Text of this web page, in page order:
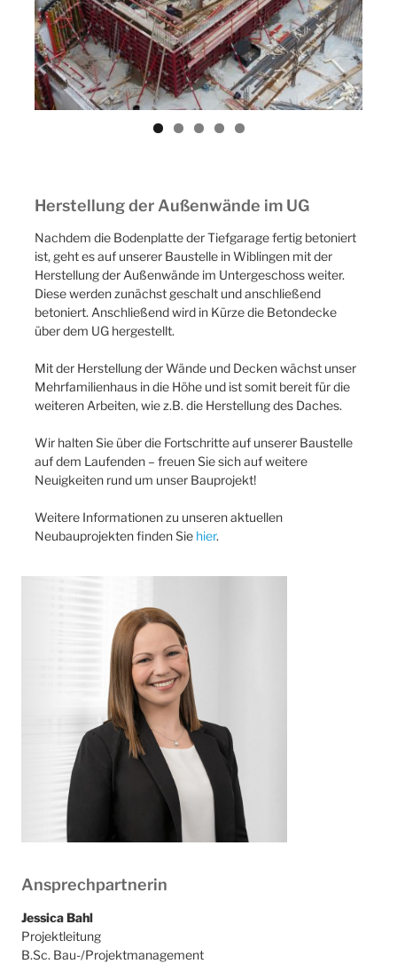
Herstellung der Außenwände im UG
Nachdem die Bodenplatte der Tiefgarage fertig betoniert
ist, geht es auf unserer Baustelle in Wiblingen mit der
Herstellung der Außenwände im Untergeschoss weiter.
Diese werden zunächst geschalt und anschließend
betoniert. Anschließend wird in Kürze die Betondecke
über dem UG hergestellt.
Mit der Herstellung der Wände und Decken wächst unser
Mehrfamilienhaus in die Höhe und ist somit bereit für die
weiteren Arbeiten, wie z.B. die Herstellung des Daches.
Wir halten Sie über die Fortschritte auf unserer Baustelle
auf dem Laufenden – freuen Sie sich auf weitere
Neuigkeiten rund um unser Bauprojekt!
Weitere Informationen zu unseren aktuellen
Neubauprojekten finden Sie hier.
Ansprechpartnerin
Jessica Bahl
Projektleitung
B.Sc. Bau-/Projektmanagement